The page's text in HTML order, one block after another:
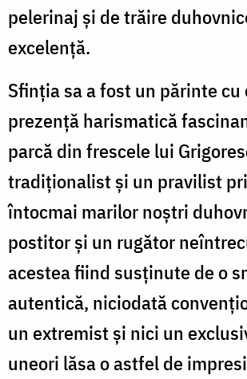
pelerinaj şi de trăire
excelenţă.
Sfinţia sa a fost un părinte
prezenţă harismatică
parcă din frescele lui
tradiţionalist şi un pravilist
întocmai marilor noştri
postitor şi un rugător
acestea fiind susţinute de o
autentică, niciodată
un extremist şi nici un
uneori lăsa o astfel de